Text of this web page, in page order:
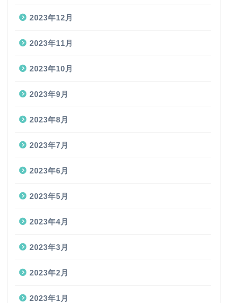
2023年12月
2023年11月
2023年10月
2023年9月
2023年8月
2023年7月
2023年6月
2023年5月
2023年4月
2023年3月
2023年2月
2023年1月